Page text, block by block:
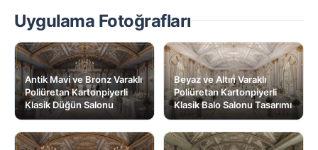
Uygulama Fotoğrafları
Antik Mavi ve Bronz Varaklı
Poliüretan Kartonpiyerli
Klasik Düğün Salonu
Beyaz ve Altın Varaklı
Poliüretan Kartonpiyerli
Klasik Balo Salonu Tasarımı